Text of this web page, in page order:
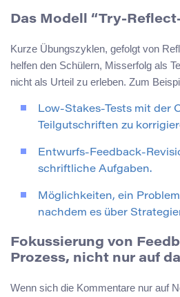
Das Modell “Try-
Kurze Übungszyklen, gefolgt von
helfen den Schülern, Misserfolg als
nicht als Urteil zu erleben. Zum
Low-Stakes-Tests mit der
Teilgutschriften zu
Entwurfs-Feedback-
schriftliche Aufgaben.
Möglichkeiten, ein
nachdem es über
Fokussierung von
Prozess, nicht nur auf
Wenn sich die Kommentare nur auf